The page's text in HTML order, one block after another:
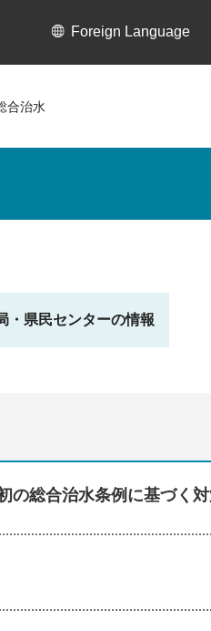
Foreign Language
合治水
・県民センターの情報
の総合治水条例に基づく対